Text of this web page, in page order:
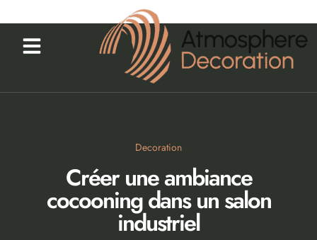
Decoration
Créer une ambiance
cocooning dans un salon
industriel